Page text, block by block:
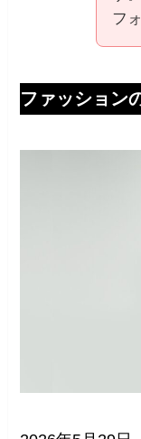
フ
ファッション